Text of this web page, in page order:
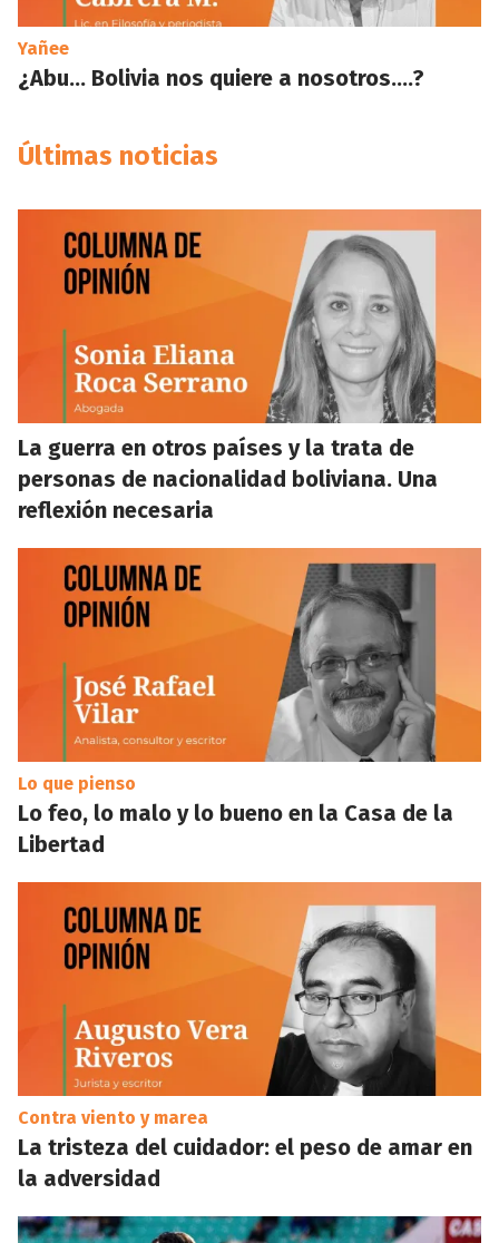
Yañee
¿Abu… Bolivia nos quiere a nosotros….?
Últimas noticias
La guerra en otros países y la trata de
personas de nacionalidad boliviana. Una
reflexión necesaria
Lo que pienso
Lo feo, lo malo y lo bueno en la Casa de la
Libertad
Contra viento y marea
La tristeza del cuidador: el peso de amar en
la adversidad